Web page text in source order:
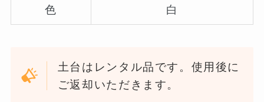
色 白
土台はレンタル品です。使用後に
ご返却いただきます。